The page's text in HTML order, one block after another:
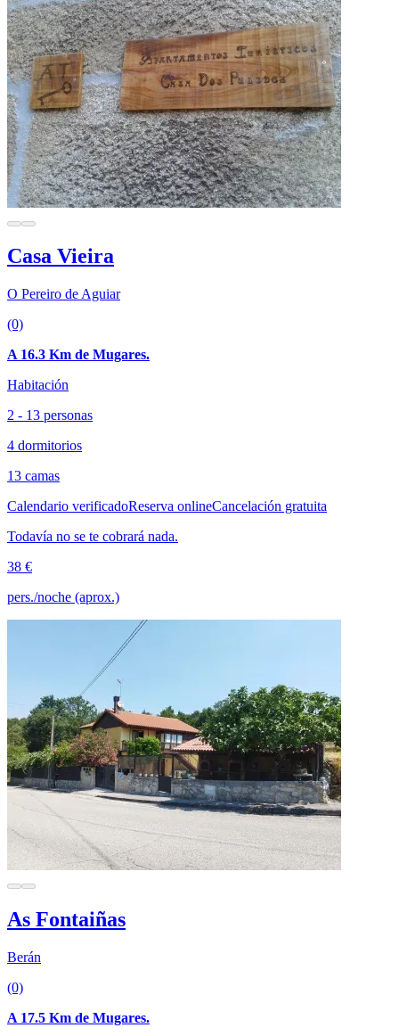
Casa Vieira
O Pereiro de Aguiar
(0)
A 16.3 Km de Mugares.
Habitación
2 - 13 personas
4 dormitorios
13 camas
Calendario verificadoReserva onlineCancelación gratuita
Todavía no se te cobrará nada.
38 €
pers./noche (aprox.)
As Fontaiñas
Berán
(0)
A 17.5 Km de Mugares.